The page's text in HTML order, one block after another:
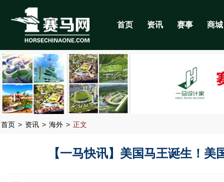
首页 资讯 赛事 商城
首页 > 资讯 > 海外 > 正文
【一马快讯】美国马王诞生！